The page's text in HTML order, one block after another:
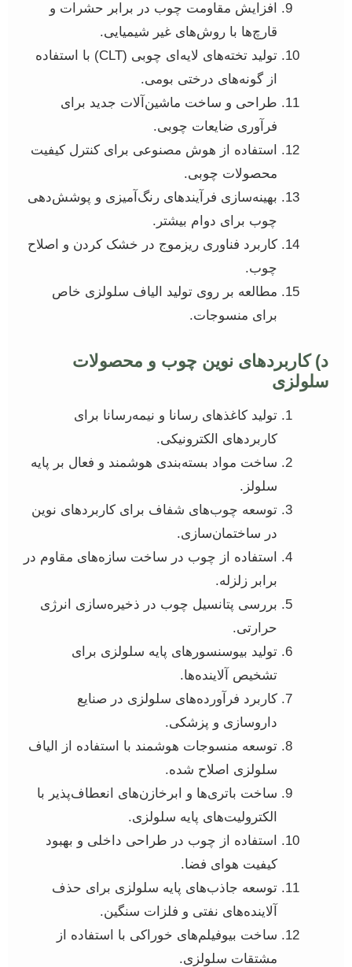
افزایش مقاومت چوب در برابر حشرات و
قارچ‌ها با روش‌های غیر شیمیایی.
تولید تخته‌های لایه‌ای چوبی (CLT) با استفاده
از گونه‌های درختی بومی.
طراحی و ساخت ماشین‌آلات جدید برای
فرآوری ضایعات چوبی.
استفاده از هوش مصنوعی برای کنترل کیفیت
محصولات چوبی.
بهینه‌سازی فرآیندهای رنگ‌آمیزی و پوشش‌دهی
چوب برای دوام بیشتر.
کاربرد فناوری ریزموج در خشک کردن و اصلاح
چوب.
مطالعه بر روی تولید الیاف سلولزی خاص
برای منسوجات.
د) کاربردهای نوین چوب و محصولات
سلولزی
تولید کاغذهای رسانا و نیمه‌رسانا برای
کاربردهای الکترونیکی.
ساخت مواد بسته‌بندی هوشمند و فعال بر پایه
سلولز.
توسعه چوب‌های شفاف برای کاربردهای نوین
در ساختمان‌سازی.
استفاده از چوب در ساخت سازه‌های مقاوم در
برابر زلزله.
بررسی پتانسیل چوب در ذخیره‌سازی انرژی
حرارتی.
تولید بیوسنسورهای پایه سلولزی برای
تشخیص آلاینده‌ها.
کاربرد فرآورده‌های سلولزی در صنایع
داروسازی و پزشکی.
توسعه منسوجات هوشمند با استفاده از الیاف
سلولزی اصلاح شده.
ساخت باتری‌ها و ابرخازن‌های انعطاف‌پذیر با
الکترولیت‌های پایه سلولزی.
استفاده از چوب در طراحی داخلی و بهبود
کیفیت هوای فضا.
توسعه جاذب‌های پایه سلولزی برای حذف
آلاینده‌های نفتی و فلزات سنگین.
ساخت بیوفیلم‌های خوراکی با استفاده از
مشتقات سلولزی.